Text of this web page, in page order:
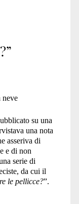
su una
una nota
asseriva di
e di non
serie di
da cui il
le pellicce?”.